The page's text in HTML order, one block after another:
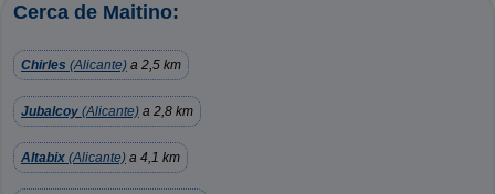
Cerca de Maitino:
Chirles (Alicante) a 2,5 km
Jubalcoy (Alicante) a 2,8 km
Altabix (Alicante) a 4,1 km